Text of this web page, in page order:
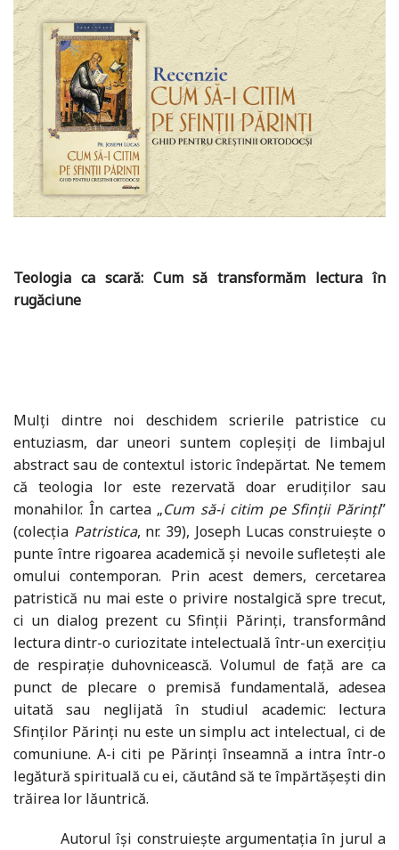
Teologia ca scară: Cum să transformăm lectura în
rugăciune
Mulți dintre noi deschidem scrierile patristice cu
entuziasm, dar uneori suntem copleșiți de limbajul
abstract sau de contextul istoric îndepărtat. Ne temem
că teologia lor este rezervată doar erudiților sau
monahilor. În cartea „Cum să-i citim pe Sfinții Părinți”
(colecţia Patristica, nr. 39), Joseph Lucas construiește o
punte între rigoarea academică și nevoile sufletești ale
omului contemporan. Prin acest demers, cercetarea
patristică nu mai este o privire nostalgică spre trecut,
ci un dialog prezent cu Sfinții Părinți, transformând
lectura dintr-o curiozitate intelectuală într-un exercițiu
de respirație duhovnicească. Volumul de faţă are ca
punct de plecare o premisă fundamentală, adesea
uitată sau neglijată în studiul academic: lectura
Sfinților Părinți nu este un simplu act intelectual, ci de
comuniune. A-i citi pe Părinți înseamnă a intra într-o
legătură spirituală cu ei, căutând să te împărtășești din
trăirea lor lăuntrică.
Autorul își construiește argumentația în jurul a